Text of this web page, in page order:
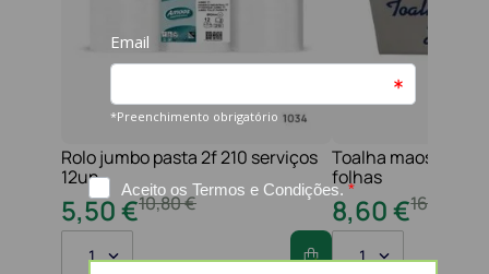
Rolo jumbo pasta 2f 210 serviços
12un
10,80€
5,50€
1
Toalha maos 2f
folhas
16
8,60€
1